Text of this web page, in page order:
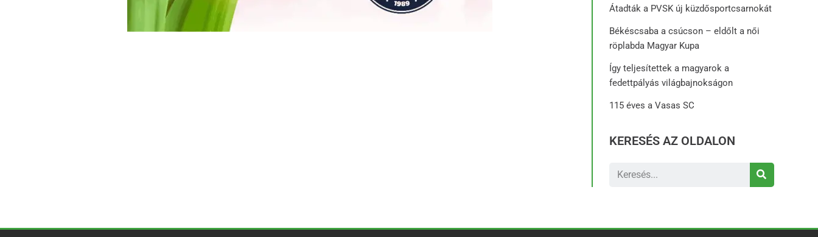
Átadták a PVSK új küzdősportcsarnokát
Békéscsaba a csúcson – eldőlt a női
röplabda Magyar Kupa
Így teljesítettek a magyarok a
fedettpályás világbajnokságon
115 éves a Vasas SC
KERESÉS AZ OLDALON